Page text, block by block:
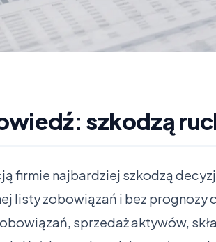
szkodzą
firmie najbardziej szkodzą
listy zobowiązań i bez
sprzedaż aktywów,